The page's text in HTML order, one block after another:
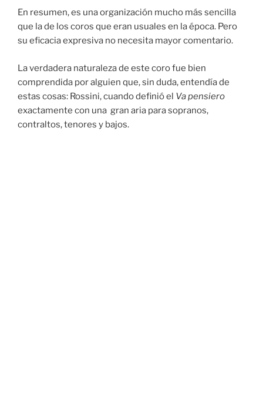
En resumen, es una organización mucho más sencilla
que la de los coros que eran usuales en la época. Pero
su eficacia expresiva no necesita mayor comentario.
La verdadera naturaleza de este coro fue bien
comprendida por alguien que, sin duda, entendía de
estas cosas: Rossini, cuando definió el Va pensiero
exactamente con una gran aria para sopranos,
contraltos, tenores y bajos.